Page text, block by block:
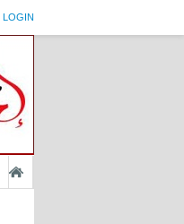
LOGIN